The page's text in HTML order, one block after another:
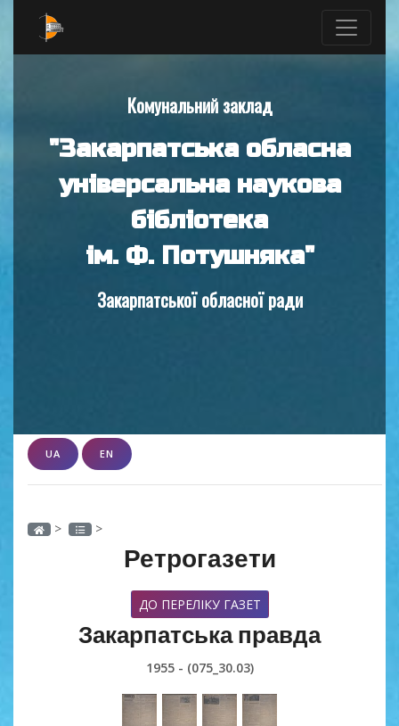
Комунальний заклад
"Закарпатська обласна
універсальна наукова
бібліотека
ім. Ф. Потушняка"
Закарпатської обласної ради
UA EN
> >
Ретрогазети
ДО ПЕРЕЛІКУ ГАЗЕТ
Закарпатська правда
1955 - (075_30.03)